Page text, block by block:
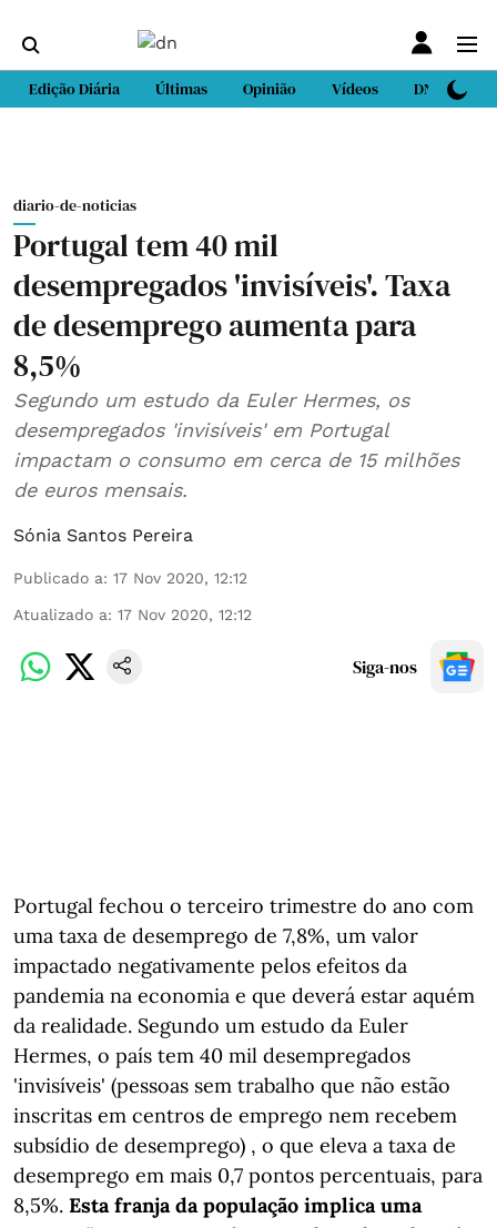
Edição Diária Últimas Opinião Vídeos DN Sport
diario-de-noticias
Portugal tem 40 mil
desempregados 'invisíveis'. Taxa
de desemprego aumenta para
8,5%
Segundo um estudo da Euler Hermes, os
desempregados 'invisíveis' em Portugal
impactam o consumo em cerca de 15 milhões
de euros mensais.
Sónia Santos Pereira
Publicado a: 17 Nov 2020, 12:12
Atualizado a: 17 Nov 2020, 12:12
Siga-nos
Portugal fechou o terceiro trimestre do ano com
uma taxa de desemprego de 7,8%, um valor
impactado negativamente pelos efeitos da
pandemia na economia e que deverá estar aquém
da realidade. Segundo um estudo da Euler
Hermes, o país tem 40 mil desempregados
'invisíveis' (pessoas sem trabalho que não estão
inscritas em centros de emprego nem recebem
subsídio de desemprego) , o que eleva a taxa de
desemprego em mais 0,7 pontos percentuais, para
8,5%. Esta franja da população implica uma